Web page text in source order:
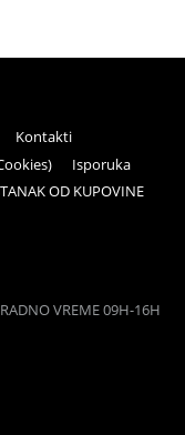
Kontakti
Isporuka
OD KUPOVINE
VREME 09H-16H